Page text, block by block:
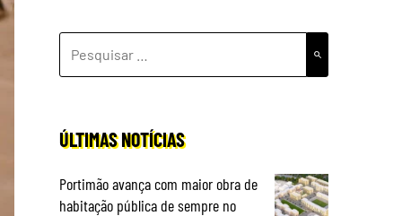
POR:
ÚLTIMAS NOTÍCIAS
Portimão avança com maior obra de
habitação pública de sempre no